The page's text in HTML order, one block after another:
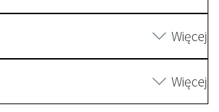
Więcej
Więcej